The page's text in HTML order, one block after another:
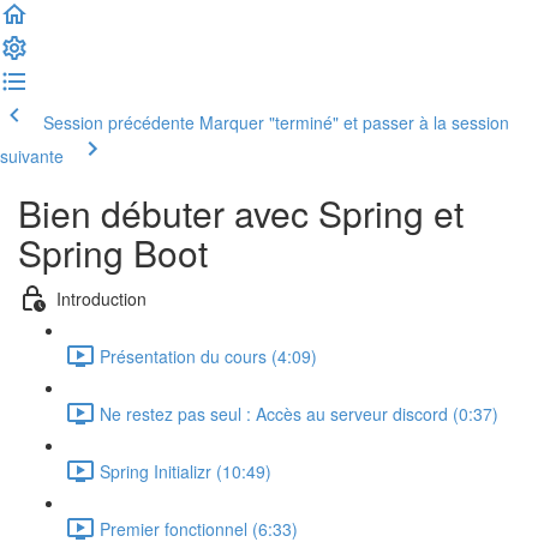
Session précédente Marquer "terminé" et passer à la session
suivante
Bien débuter avec Spring et
Spring Boot
Introduction
Présentation du cours (4:09)
Ne restez pas seul : Accès au serveur discord (0:37)
Spring Initializr (10:49)
Premier fonctionnel (6:33)